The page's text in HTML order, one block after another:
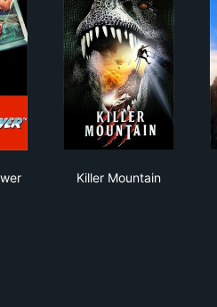
Killer Mountain